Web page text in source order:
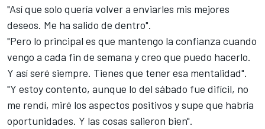
"Así que solo quería volver a enviarles mis mejores
deseos. Me ha salido de dentro".
"Pero lo principal es que mantengo la confianza cuando
vengo a cada fin de semana y creo que puedo hacerlo.
Y así seré siempre. Tienes que tener esa mentalidad".
"Y estoy contento, aunque lo del sábado fue difícil, no
me rendí, miré los aspectos positivos y supe que habría
oportunidades. Y las cosas salieron bien".